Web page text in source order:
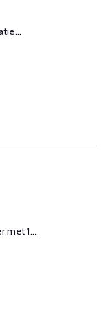
met 1...